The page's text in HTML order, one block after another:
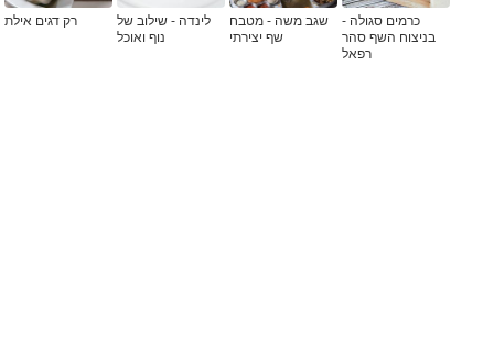
כרמים סגולה -
בניצוח השף סהר
רפאל
שגב משה - מטבח
שף יצירתי
לינדה - שילוב של
נוף ואוכל
רק דגים אילת